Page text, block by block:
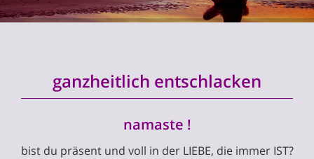
ganzheitlich entschlacken
namaste !
bist du präsent und voll in der LIEBE, die immer IST?